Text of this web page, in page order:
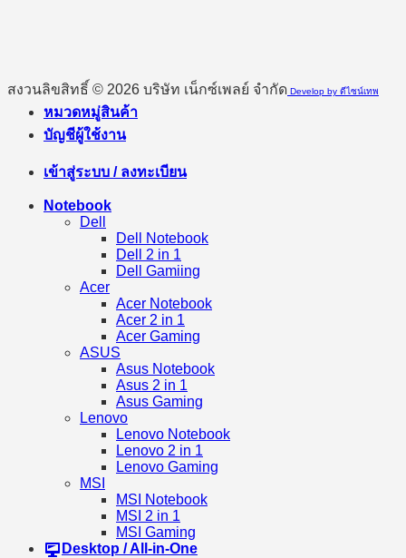
สงวนลิขสิทธิ์ © 2026 บริษัท เน็กซ์เพลย์ จำกัด Develop by ดีไซน์เทพ
หมวดหมู่สินค้า
บัญชีผู้ใช้งาน
เข้าสู่ระบบ / ลงทะเบียน
Notebook
Dell
Dell Notebook
Dell 2 in 1
Dell Gamiing
Acer
Acer Notebook
Acer 2 in 1
Acer Gaming
ASUS
Asus Notebook
Asus 2 in 1
Asus Gaming
Lenovo
Lenovo Notebook
Lenovo 2 in 1
Lenovo Gaming
MSI
MSI Notebook
MSI 2 in 1
MSI Gaming
Desktop / All-in-One